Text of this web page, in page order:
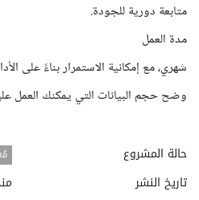
متابعة دورية للجودة.
مدة العمل
شهري، مع إمكانية الاستمرار بناءً على
وضح حجم البيانات التي يمكنك العمل
حالة المشروع
تاريخ النشر
منذ